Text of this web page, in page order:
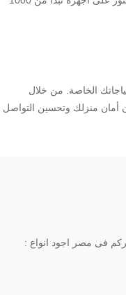
الخاصة. من خلال
منزلك وتحسين التواصل
فى مصر اجود انواع :